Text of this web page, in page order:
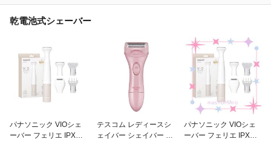
乾電池式シェーバー
パナソニック VIOシェ
ーバー フェリエ IPX7防
テスコム レディースシ
ェイバー シェイバー 乾
パナソニック VIOシェ
ーバー フェリエ IPX7防